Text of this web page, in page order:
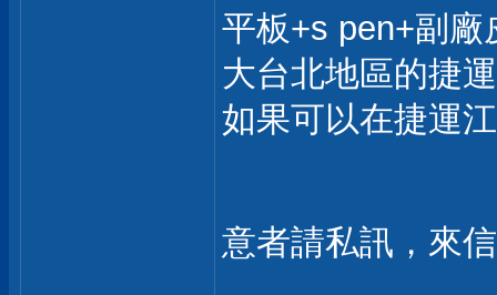
平板+s pen+副廠
大台北地區的捷
如果可以在捷運
意者請私訊，來